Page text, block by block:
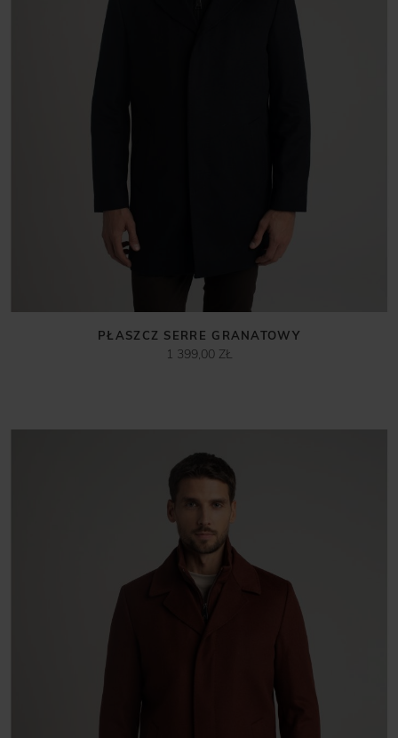
PŁASZCZ SERRE GRANATOWY
1 399,00 ZŁ